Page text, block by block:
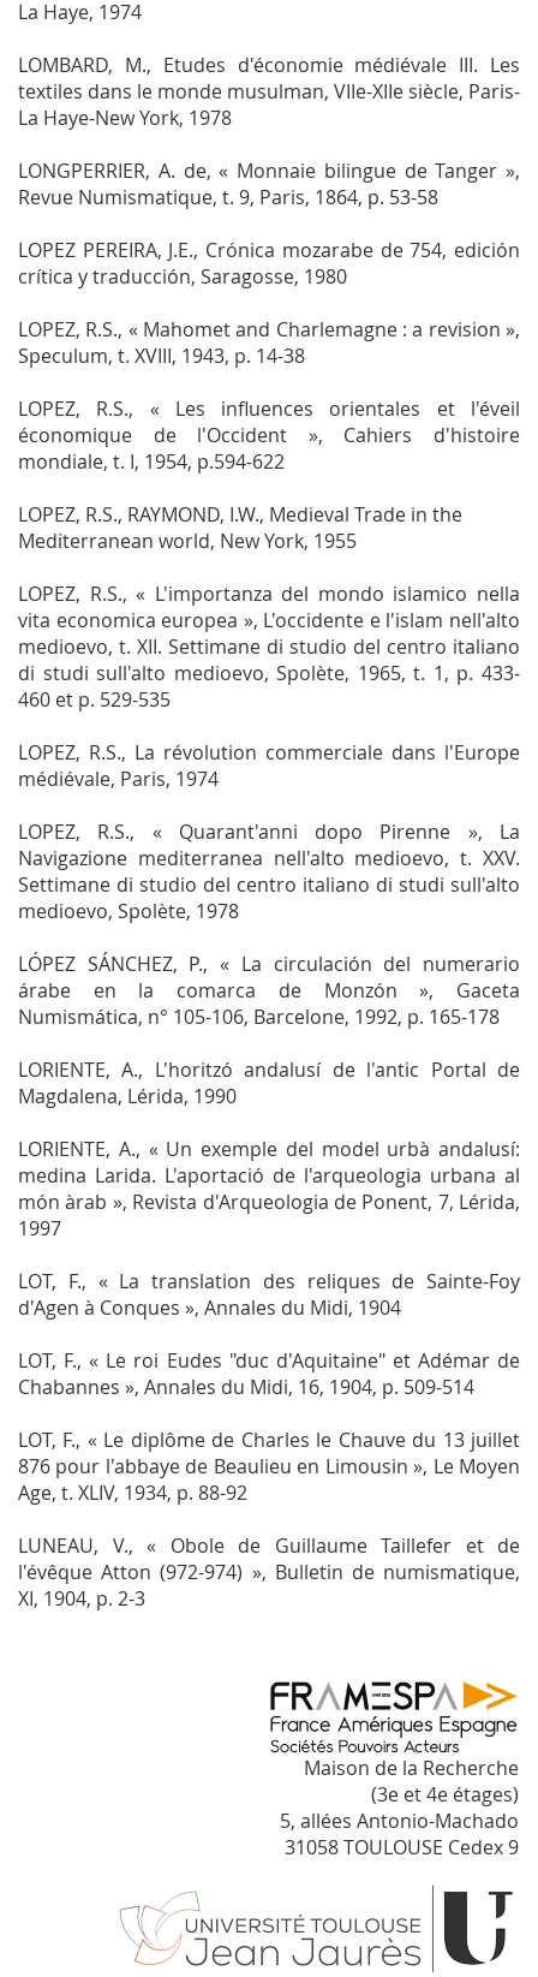
La Haye, 1974
LOMBARD, M., Etudes d'économie médiévale III. Les
textiles dans le monde musulman, VIIe-XIIe siècle, Paris-
La Haye-New York, 1978
LONGPERRIER, A. de, « Monnaie bilingue de Tanger »,
Revue Numismatique, t. 9, Paris, 1864, p. 53-58
LOPEZ PEREIRA, J.E., Crónica mozarabe de 754, edición
crítica y traducción, Saragosse, 1980
LOPEZ, R.S., « Mahomet and Charlemagne : a revision »,
Speculum, t. XVIII, 1943, p. 14-38
LOPEZ, R.S., « Les influences orientales et l'éveil
économique de l'Occident », Cahiers d'histoire
mondiale, t. I, 1954, p.594-622
LOPEZ, R.S., RAYMOND, I.W., Medieval Trade in the
Mediterranean world, New York, 1955
LOPEZ, R.S., « L'importanza del mondo islamico nella
vita economica europea », L'occidente e l'islam nell'alto
medioevo, t. XII. Settimane di studio del centro italiano
di studi sull'alto medioevo, Spolète, 1965, t. 1, p. 433-
460 et p. 529-535
LOPEZ, R.S., La révolution commerciale dans l'Europe
médiévale, Paris, 1974
LOPEZ, R.S., « Quarant'anni dopo Pirenne », La
Navigazione mediterranea nell'alto medioevo, t. XXV.
Settimane di studio del centro italiano di studi sull'alto
medioevo, Spolète, 1978
LÓPEZ SÁNCHEZ, P., « La circulación del numerario
árabe en la comarca de Monzón », Gaceta
Numismática, n° 105-106, Barcelone, 1992, p. 165-178
LORIENTE, A., L'horitzó andalusí de l'antic Portal de
Magdalena, Lérida, 1990
LORIENTE, A., « Un exemple del model urbà andalusí:
medina Larida. L'aportació de l'arqueologia urbana al
món àrab », Revista d'Arqueologia de Ponent, 7, Lérida,
1997
LOT, F., « La translation des reliques de Sainte-Foy
d'Agen à Conques », Annales du Midi, 1904
LOT, F., « Le roi Eudes "duc d'Aquitaine" et Adémar de
Chabannes », Annales du Midi, 16, 1904, p. 509-514
LOT, F., « Le diplôme de Charles le Chauve du 13 juillet
876 pour l'abbaye de Beaulieu en Limousin », Le Moyen
Age, t. XLIV, 1934, p. 88-92
LUNEAU, V., « Obole de Guillaume Taillefer et de
l'évêque Atton (972-974) », Bulletin de numismatique,
XI, 1904, p. 2-3
Maison de la Recherche
(3e et 4e étages)
5, allées Antonio-Machado
31058 TOULOUSE Cedex 9